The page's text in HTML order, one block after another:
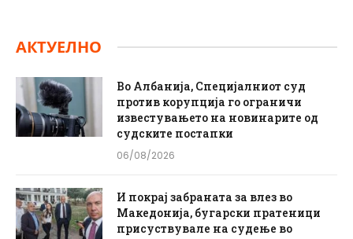
АКТУЕЛНО
Во Албанија, Специјалниот суд
против корупција го ограничи
известувањето на новинарите од
судските постапки
06/08/2026
И покрај забраната за влез во
Македонија, бугарски пратеници
присуствувале на судење во